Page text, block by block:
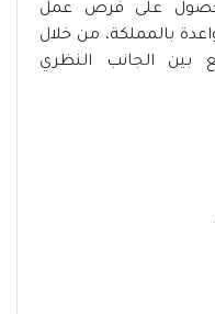
للحصول على فرص عمل
بالمملكة، من خلال
بين الجانب النظري